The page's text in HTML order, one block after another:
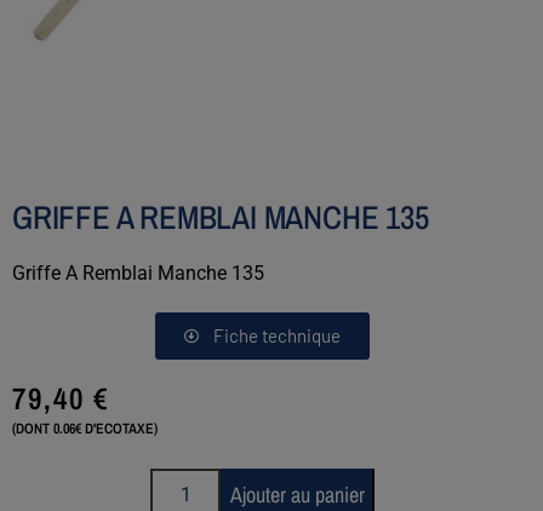
GRIFFE A REMBLAI MANCHE 135
Griffe A Remblai Manche 135
Fiche technique
79,40€
(DONT 0.06€ D'ECOTAXE)
Ajouter au panier